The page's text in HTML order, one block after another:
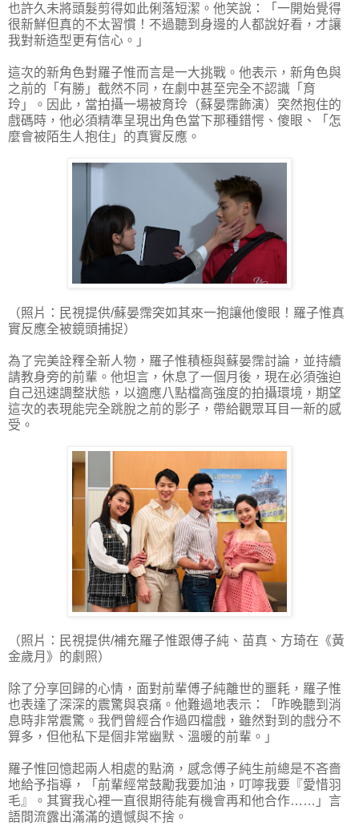
也許久未將頭髮剪得如此俐落短潔。他笑說：「一開始覺得
很新鮮但真的不太習慣！不過聽到身邊的人都說好看，才讓
我對新造型更有信心。」
這次的新角色對羅子惟而言是一大挑戰。他表示，新角色與
之前的「有勝」截然不同，在劇中甚至完全不認識「育
玲」。因此，當拍攝一場被育玲（蘇晏霈飾演）突然抱住的
戲碼時，他必須精準呈現出角色當下那種錯愕、傻眼、「怎
麼會被陌生人抱住」的真實反應。
（照片：民視提供/蘇晏霈突如其來一抱讓他傻眼！羅子惟真
實反應全被鏡頭捕捉）
為了完美詮釋全新人物，羅子惟積極與蘇晏霈討論，並持續
請教身旁的前輩。他坦言，休息了一個月後，現在必須強迫
自己迅速調整狀態，以適應八點檔高強度的拍攝環境，期望
這次的表現能完全跳脫之前的影子，帶給觀眾耳目一新的感
受。
（照片：民視提供/補充羅子惟跟傅子純、苗真、方琦在《黃
金歲月》的劇照）
除了分享回歸的心情，面對前輩傅子純離世的噩耗，羅子惟
也表達了深深的震驚與哀痛。他難過地表示：「昨晚聽到消
息時非常震驚。我們曾經合作過四檔戲，雖然對到的戲分不
算多，但他私下是個非常幽默、溫暖的前輩。」
羅子惟回憶起兩人相處的點滴，感念傅子純生前總是不吝嗇
地給予指導，「前輩經常鼓勵我要加油，叮嚀我要『愛惜羽
毛』。其實我心裡一直很期待能有機會再和他合作……」言
語間流露出滿滿的遺憾與不捨。